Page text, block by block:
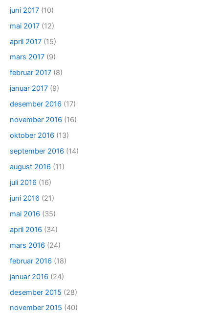
juni 2017 (10)
mai 2017 (12)
april 2017 (15)
mars 2017 (9)
februar 2017 (8)
januar 2017 (9)
desember 2016 (17)
november 2016 (16)
oktober 2016 (13)
september 2016 (14)
august 2016 (11)
juli 2016 (16)
juni 2016 (21)
mai 2016 (35)
april 2016 (34)
mars 2016 (24)
februar 2016 (18)
januar 2016 (24)
desember 2015 (28)
november 2015 (40)